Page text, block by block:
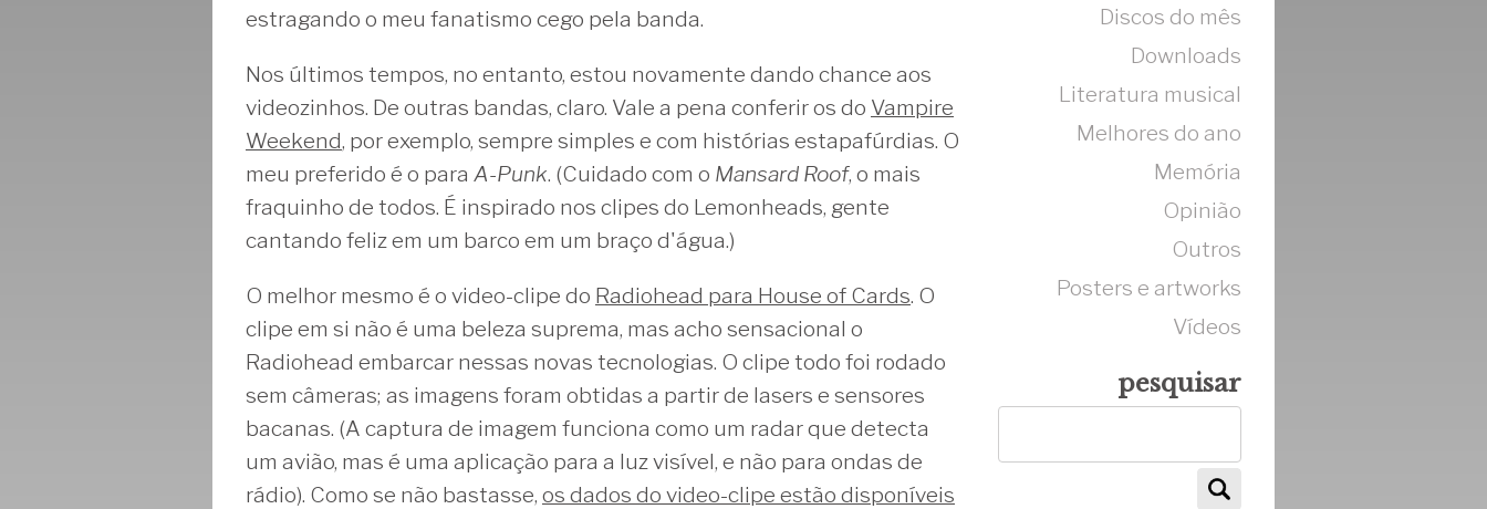
estragando o meu fanatismo cego pela banda.
Nos últimos tempos, no entanto, estou novamente dando chance aos
videozinhos. De outras bandas, claro. Vale a pena conferir os do Vampire
Weekend, por exemplo, sempre simples e com histórias estapafúrdias. O
meu preferido é o para A-Punk. (Cuidado com o Mansard Roof, o mais
fraquinho de todos. É inspirado nos clipes do Lemonheads, gente
cantando feliz em um barco em um braço d'água.)
O melhor mesmo é o video-clipe do Radiohead para House of Cards. O
clipe em si não é uma beleza suprema, mas acho sensacional o
Radiohead embarcar nessas novas tecnologias. O clipe todo foi rodado
sem câmeras; as imagens foram obtidas a partir de lasers e sensores
bacanas. (A captura de imagem funciona como um radar que detecta
um avião, mas é uma aplicação para a luz visível, e não para ondas de
rádio). Como se não bastasse, os dados do video-clipe estão disponíveis
Discos do mês
Downloads
Literatura musical
Melhores do ano
Memória
Opinião
Outros
Posters e artworks
Vídeos
pesquisar